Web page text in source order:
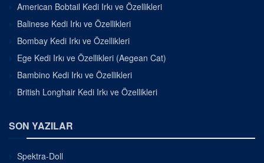
American Bobtail Kedi Irkı ve Özellikleri
Balinese Kedi Irkı ve Özellikleri
Bombay Kedi Irkı ve Özellikleri
Ege Kedi Irkı ve Özellikleri (Aegean Cat)
Bambino Kedi Irkı ve Özellikleri
British Longhair Kedi Irkı ve Özellikleri
SON YAZILAR
Spektra-Doll